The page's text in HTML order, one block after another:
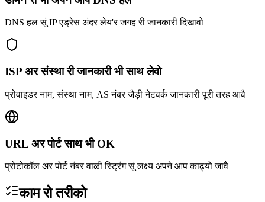
DNS हल सूं IP एड्रेस अंदर लेय'र जगह री जानकारी दिखावो
ISP अर संस्था री जानकारी भी साथ लेवो
प्रोवाइडर नाम, संस्था नाम, AS नंबर जैड़ी नेटवर्क जानकारी पूरी तरह आवै
URL अर पोर्ट साथ भी OK
प्रोटोकॉल अर पोर्ट नंबर वाळी स्ट्रिंग सूं लक्ष्य अपने आप काढ्यो जावै
काम रो तरीको